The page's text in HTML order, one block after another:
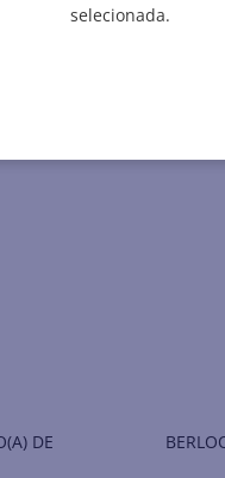
DE
selecionada.